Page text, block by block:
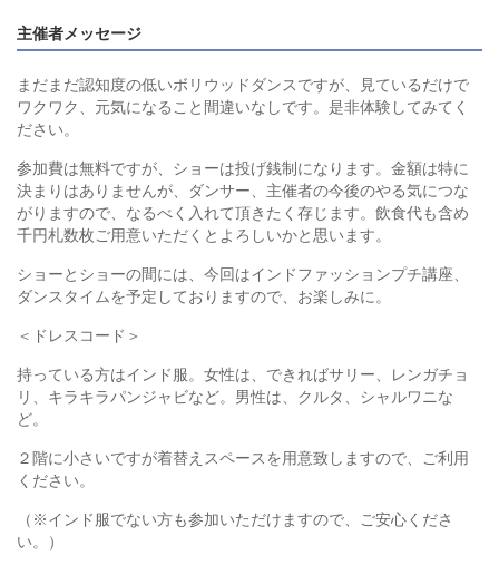
主催者メッセージ
まだまだ認知度の低いボリウッドダンスですが、見ているだけで
ワクワク、元気になること間違いなしです。是非体験してみてく
ださい。
参加費は無料ですが、ショーは投げ銭制になります。金額は特に
決まりはありませんが、ダンサー、主催者の今後のやる気につな
がりますので、なるべく入れて頂きたく存じます。飲食代も含め
千円札数枚ご用意いただくとよろしいかと思います。
ショーとショーの間には、今回はインドファッションプチ講座、
ダンスタイムを予定しておりますので、お楽しみに。
＜ドレスコード＞
持っている方はインド服。女性は、できればサリー、レンガチョ
リ、キラキラパンジャビなど。男性は、クルタ、シャルワニな
ど。
２階に小さいですが着替えスペースを用意致しますので、ご利用
ください。
（※インド服でない方も参加いただけますので、ご安心くださ
い。）